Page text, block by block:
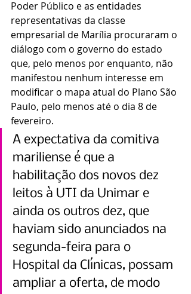
Poder Público e as entidades
representativas da classe
empresarial de Marília procuraram o
diálogo com o governo do estado
que, pelo menos por enquanto, não
manifestou nenhum interesse em
modificar o mapa atual do Plano São
Paulo, pelo menos até o dia 8 de
fevereiro.
A expectativa da comitiva
mariliense é que a
habilitação dos novos dez
leitos à UTI da Unimar e
ainda os outros dez, que
haviam sido anunciados na
segunda-feira para o
Hospital da Clínicas, possam
ampliar a oferta, de modo